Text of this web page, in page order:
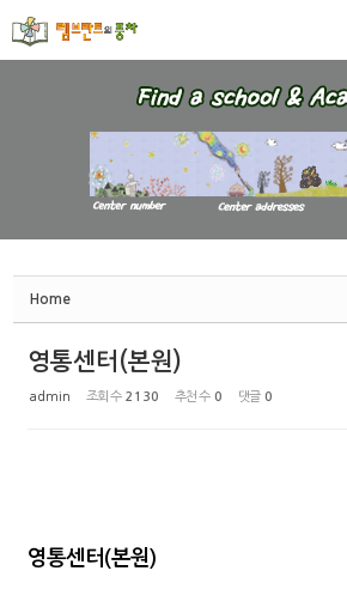
Home
영통센터(본원)
admin 조회 수 2130 추천 수 0 댓글 0
영통센터(본원)